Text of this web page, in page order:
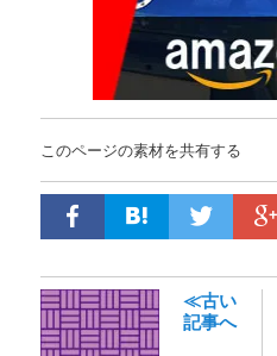
このページの素材を共有する
≪古い
記事へ